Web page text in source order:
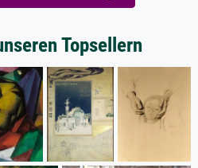
Topsellern